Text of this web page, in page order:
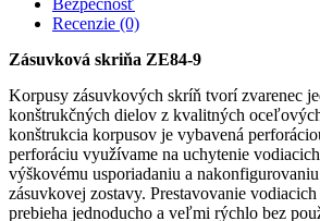
Bezpečnosť
Recenzie (0)
Zásuvková skriňa ZE84-9
Korpusy zásuvkových skríň tvorí zvarenec
konštrukčných dielov z kvalitných
konštrukcia korpusov je vybavená
perforáciu využívame na uchytenie
výškovému usporiadaniu a
zásuvkovej zostavy. Prestavovanie
prebieha jednoducho a veľmi rýchlo bez